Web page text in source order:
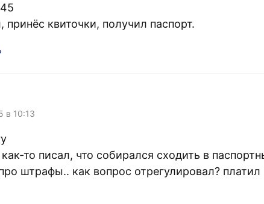
принёс квиточки, получил паспорт.
в 10:13
то писал, что собирался сходить в
штрафы.. как вопрос отрегулировал? платил